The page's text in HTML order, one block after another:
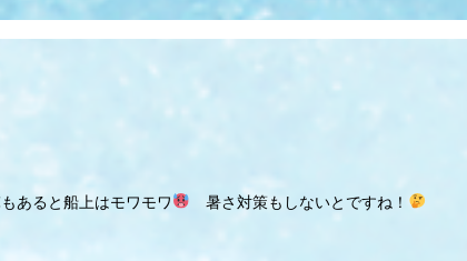
あると船上はモワモワ 暑さ対策もしないとですね！